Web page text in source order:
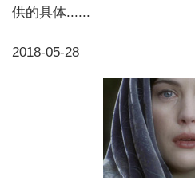
供的具体......
2018-05-28